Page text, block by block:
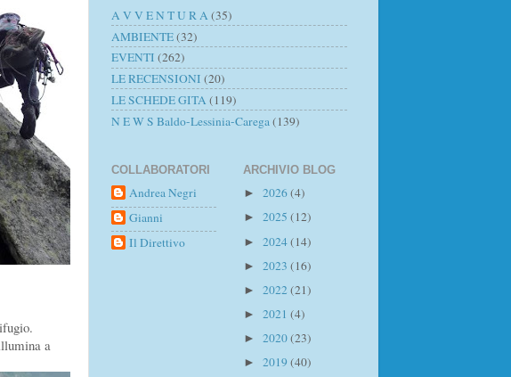
a
A V V E N T U R A (35)
AMBIENTE(32)
EVENTI (262)
LE RECENSIONI (20)
LE SCHEDE GITA (119)
N E W S Baldo-Lessinia-Carega (139)
COLLABORATORI
Andrea Negri
Gianni
Il Direttivo
ARCHIVIO BLOG
► 2026(4)
► 2025 (12)
► 2024(14)
► 2023 (16)
► 2022 (21)
► 2021 (4)
► 2020(23)
► 2019 (40)